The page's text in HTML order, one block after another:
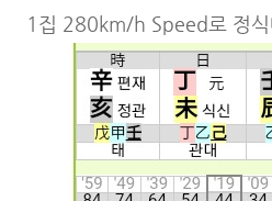
1집 280km/h Speed로 정식